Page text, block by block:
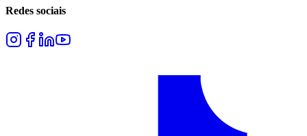
Redes sociais